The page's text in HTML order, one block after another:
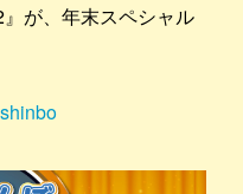
が、年末スペシャル